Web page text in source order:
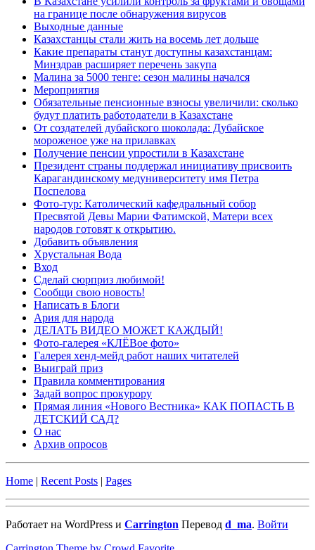
на границе после обнаружения вирусов
Выходные данные
Казахстанцы стали жить на восемь лет дольше
Какие препараты станут доступны казахстанцам:
Минздрав расширяет перечень закупа
Малина за 5000 тенге: сезон малины начался
Мероприятия
Обязательные пенсионные взносы увеличили: сколько
будут платить работодатели в Казахстане
От создателей дубайского шоколада: Дубайское
мороженое уже на прилавках
Получение пенсии упростили в Казахстане
Президент страны поддержал инициативу присвоить
Карагандинскому медуниверситету имя Петра
Поспелова
Фото-тур: Католический кафедральный собор
Пресвятой Девы Марии Фатимской, Матери всех
народов готовят к открытию.
Добавить объявления
Хрустальная Вода
Вход
Сделай сюрприз любимой!
Сообщи свою новость!
Написать в Блоги
Ария для народа
ДЕЛАТЬ ВИДЕО МОЖЕТ КАЖДЫЙ!
Фото-галерея «КЛЁВое фото»
Галерея хенд-мейд работ наших читателей
Выиграй приз
Правила комментирования
Задай вопрос прокурору
Прямая линия «Нового Вестника» КАК ПОПАСТЬ В
ДЕТСКИЙ САД?
О нас
Архив опросов
Home | Recent Posts | Pages
Работает на WordPress и Carrington Перевод d_ma. Войти